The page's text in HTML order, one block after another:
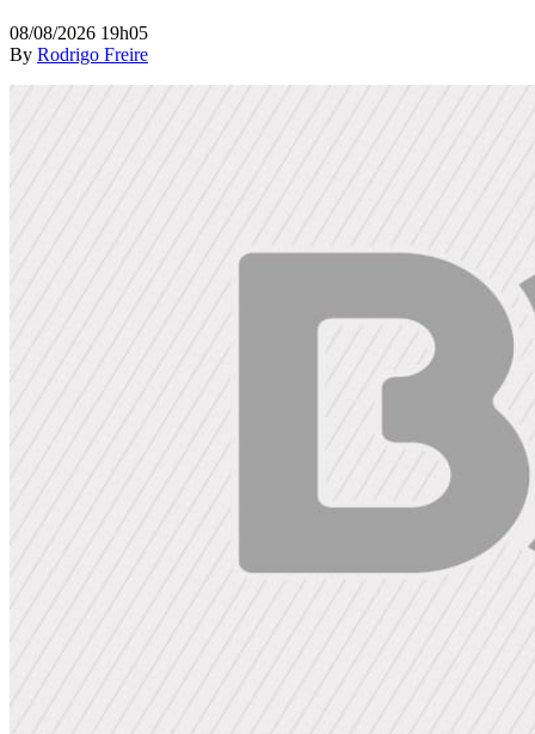
08/08/2026 19h05
By Rodrigo Freire